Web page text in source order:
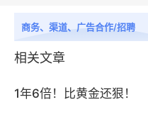
商务、渠道、广告合作/招聘
相关文章
1年6倍！比黄金还狠！